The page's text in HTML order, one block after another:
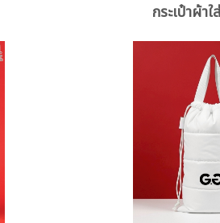
กระเป๋าผ้า